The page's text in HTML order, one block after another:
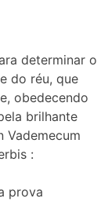
determinar o
do réu, que
obedecendo
brilhante
Vademecum
:
prova